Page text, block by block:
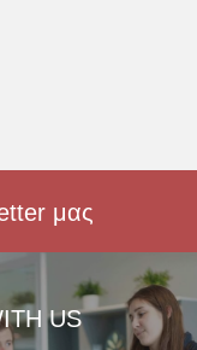
μας
US